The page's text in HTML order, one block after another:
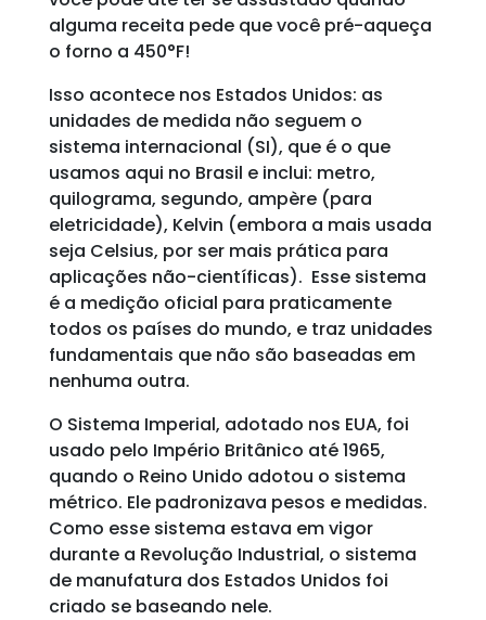
alguma receita pede que você pré-aqueça
o forno a 450°F!
Isso acontece nos Estados Unidos: as
unidades de medida não seguem o
sistema internacional (SI), que é o que
usamos aqui no Brasil e inclui: metro,
quilograma, segundo, ampère (para
eletricidade), Kelvin (embora a mais usada
seja Celsius, por ser mais prática para
aplicações não-científicas). Esse sistema
é a medição oficial para praticamente
todos os países do mundo, e traz unidades
fundamentais que não são baseadas em
nenhuma outra.
O Sistema Imperial, adotado nos EUA, foi
usado pelo Império Britânico até 1965,
quando o Reino Unido adotou o sistema
métrico. Ele padronizava pesos e medidas.
Como esse sistema estava em vigor
durante a Revolução Industrial, o sistema
de manufatura dos Estados Unidos foi
criado se baseando nele.